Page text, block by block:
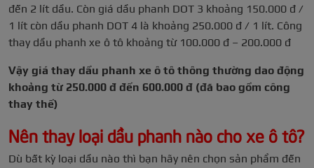
đến 2 lít dầu. Còn giá dầu phanh DOT 3 khoảng 150.000 đ /
1 lít còn dầu phanh DOT 4 là khoảng 250.000 đ / 1 lít. Công
thay dầu phanh xe ô tô khoảng từ 100.000 đ – 200.000 đ
Vậy giá thay dầu phanh xe ô tô thông thường dao động
khoảng từ 250.000 đ đến 600.000 đ (đã bao gồm công
thay thế)
Nên thay loại dầu phanh nào cho xe ô tô?
Dù bất kỳ loại dầu nào thì bạn hãy nên chọn sản phẩm đến